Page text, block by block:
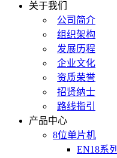
关于我们
公司简介
组织架构
发展历程
企业文化
资质荣誉
招贤纳士
路线指引
产品中心
8位单片机
EN18系列